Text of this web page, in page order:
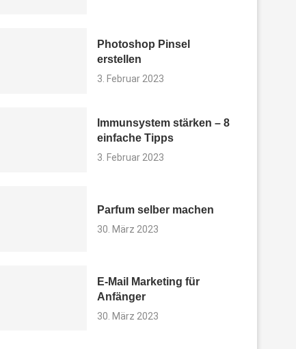
Photoshop Pinsel
erstellen
3. Februar 2023
Immunsystem stärken – 8
einfache Tipps
3. Februar 2023
Parfum selber machen
30. März 2023
E-Mail Marketing für
Anfänger
30. März 2023